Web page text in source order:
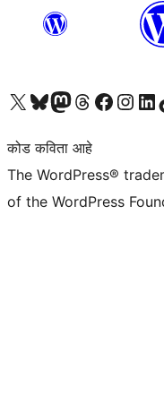
आमच्या X (एक्स) (पूर्वीचे ट्विटर) खात्याला भेट द्या आमच्या ब्लूस्की खात्याला भेट द्या.आमच्या Mastodon खात्याला भेट द्या.आमच्या थ्रेड्स खात्याला भेट द्या. आमच्या फेसबुक पेजला भेट द्या आमच्या इंस्टाग्राम खात्याला भेट द्या आमच्या लिंक्डइन खात्याला भेट द्या
कोड कविता आहे
The WordPress®
of the WordPress